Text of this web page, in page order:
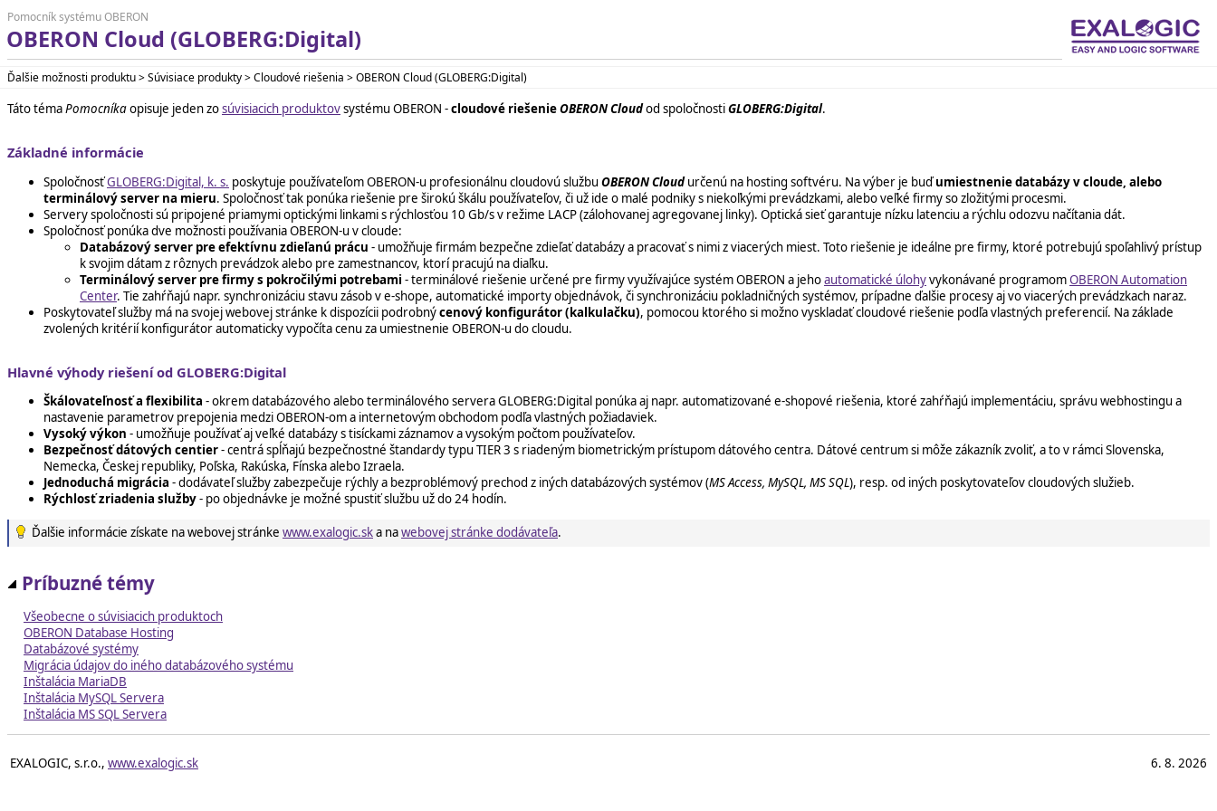
Pomocník systému OBERON
OBERON Cloud (GLOBERG:Digital)
Ďalšie možnosti produktu > Súvisiace produkty > Cloudové riešenia > OBERON Cloud (GLOBERG:Digital)
Táto témaPomocníkaopisuje jeden zosúvisiacich produktovsystému OBERON -cloudové riešenieOBERON Cloudod spoločnostiGLOBERG:Digital.
Základné informácie
SpoločnosťGLOBERG:Digital, k. s. poskytuje používateľom OBERON-u profesionálnu cloudovú službuOBERON Cloudurčenú na hosting softvéru. Na výber je buďumiestnenie databázyv cloude, alebo
terminálový server na mieru. Spoločnosť tak ponúka riešenie pre širokú škálu používateľov, či už ide o malé podniky s niekoľkými prevádzkami, alebo veľké firmy so zložitými procesmi.
Servery spoločnosti sú pripojené priamymi optickými linkami s rýchlosťou 10 Gb/s v režime LACP (zálohovanej agregovanej linky). Optická sieť garantuje nízku latenciu a rýchlu odozvu načítania dát.
Spoločnosť ponúka dve možnosti používania OBERON-u v cloude:
Databázový server pre efektívnu zdieľanú prácu - umožňuje firmám bezpečne zdieľať databázy a pracovať s nimi z viacerých miest. Toto riešenie je ideálne pre firmy, ktoré potrebujú spoľahlivý prístup
k svojim dátam z rôznych prevádzok alebo pre zamestnancov, ktorí pracujú na diaľku.
Terminálový server pre firmy s pokročilými potrebami - terminálové riešenie určené pre firmy využívajúce systém OBERON a jehoautomatické úlohyvykonávané programomOBERON Automation
Center. Tie zahŕňajú napr. synchronizáciu stavu zásob v e-shope, automatické importy objednávok, či synchronizáciu pokladničných systémov, prípadne ďalšie procesy aj vo viacerých prevádzkach naraz.
Poskytovateľ služby má na svojej webovej stránke k dispozícii podrobnýcenový konfigurátor (kalkulačku), pomocou ktorého si možno vyskladať cloudové riešenie podľa vlastných preferencií. Na základe
zvolených kritérií konfigurátor automaticky vypočíta cenu za umiestnenie OBERON-u do cloudu.
Hlavné výhody riešení od GLOBERG:Digital
Škálovateľnosť a flexibilita - okrem databázového alebo terminálového servera GLOBERG:Digital ponúka aj napr. automatizované e-shopové riešenia, ktoré zahŕňajú implementáciu, správu webhostingu a
nastavenie parametrov prepojenia medzi OBERON-om a internetovým obchodom podľa vlastných požiadaviek.
Vysoký výkon - umožňuje používať aj veľké databázy s tisíckami záznamov a vysokým počtom používateľov.
Bezpečnosť dátových centier- centrá spĺňajú bezpečnostné štandardy typu TIER 3 s riadeným biometrickým prístupom dátového centra. Dátové centrum si môže zákazník zvoliť, a to v rámci Slovenska,
Nemecka, Českej republiky, Poľska, Rakúska, Fínska alebo Izraela.
Jednoduchá migrácia - dodávateľ služby zabezpečuje rýchly a bezproblémový prechod z iných databázových systémov (MS Access, MySQL, MS SQL), resp. od iných poskytovateľov cloudových služieb.
Rýchlosť zriadenia služby- po objednávke je možné spustiť službu už do 24 hodín.
Ďalšie informácie získate na webovej stránke www.exalogic.ska nawebovej stránke dodávateľa.
Príbuzné témy
Všeobecne o súvisiacich produktoch
OBERON Database Hosting
Databázové systémy
Migrácia údajov do iného databázového systému
Inštalácia MariaDB
Inštalácia MySQL Servera
Inštalácia MS SQL Servera
EXALOGIC, s.r.o., www.exalogic.sk 6. 8. 2026